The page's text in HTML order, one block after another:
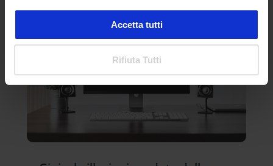
Accetta tutti
Rifiuta Tutti